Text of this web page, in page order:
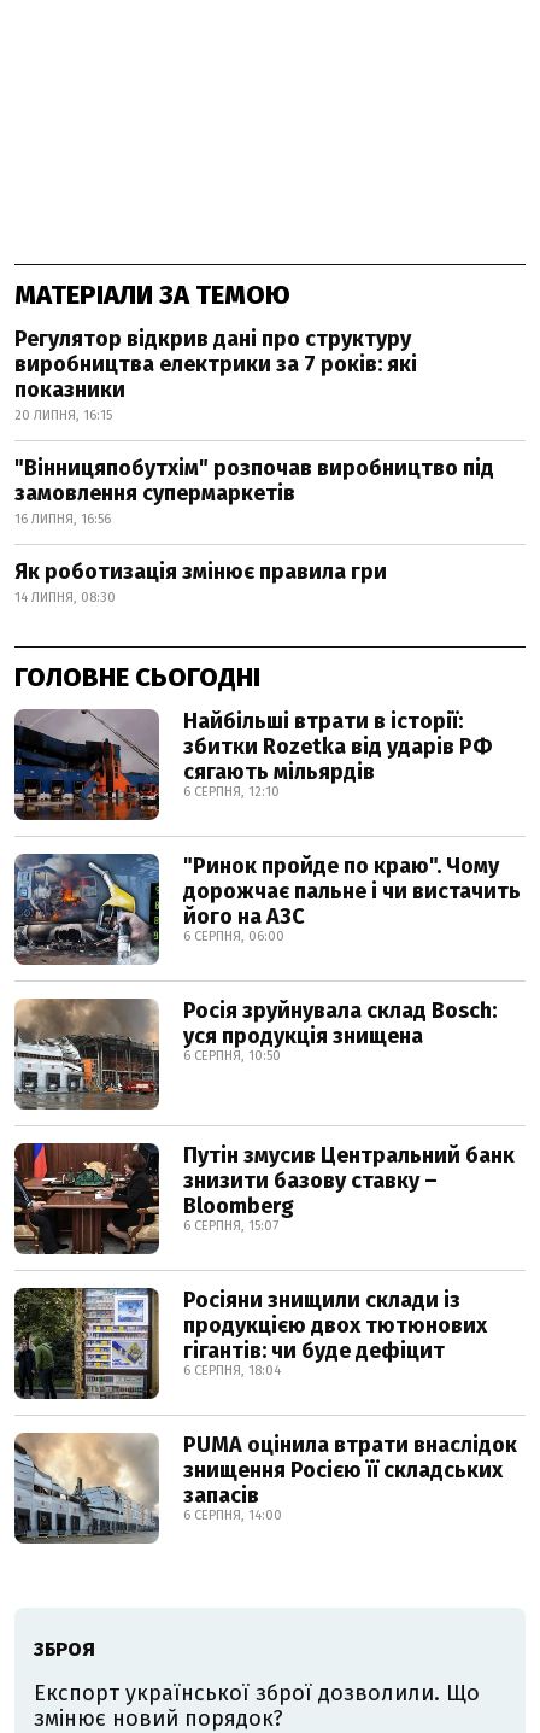
МАТЕРІАЛИ ЗА ТЕМОЮ
Регулятор відкрив дані про структуру
виробництва електрики за 7 років: які
показники
20 ЛИПНЯ, 16:15
"Вінницяпобутхім" розпочав виробництво під
замовлення супермаркетів
16 ЛИПНЯ, 16:56
Як роботизація змінює правила гри
14 ЛИПНЯ, 08:30
ГОЛОВНЕ СЬОГОДНІ
Найбільші втрати в історії:
збитки Rozetka від ударів РФ
сягають мільярдів
6 СЕРПНЯ, 12:10
"Ринок пройде по краю". Чому
дорожчає пальне і чи вистачить
його на АЗС
6 СЕРПНЯ, 06:00
Росія зруйнувала склад Bosch:
уся продукція знищена
6 СЕРПНЯ, 10:50
Путін змусив Центральний банк
знизити базову ставку –
Bloomberg
6 СЕРПНЯ, 15:07
Росіяни знищили склади із
продукцією двох тютюнових
гігантів: чи буде дефіцит
6 СЕРПНЯ, 18:04
PUMA оцінила втрати внаслідок
знищення Росією її складських
запасів
6 СЕРПНЯ, 14:00
ЗБРОЯ
Експорт української зброї дозволили. Що
змінює новий порядок?